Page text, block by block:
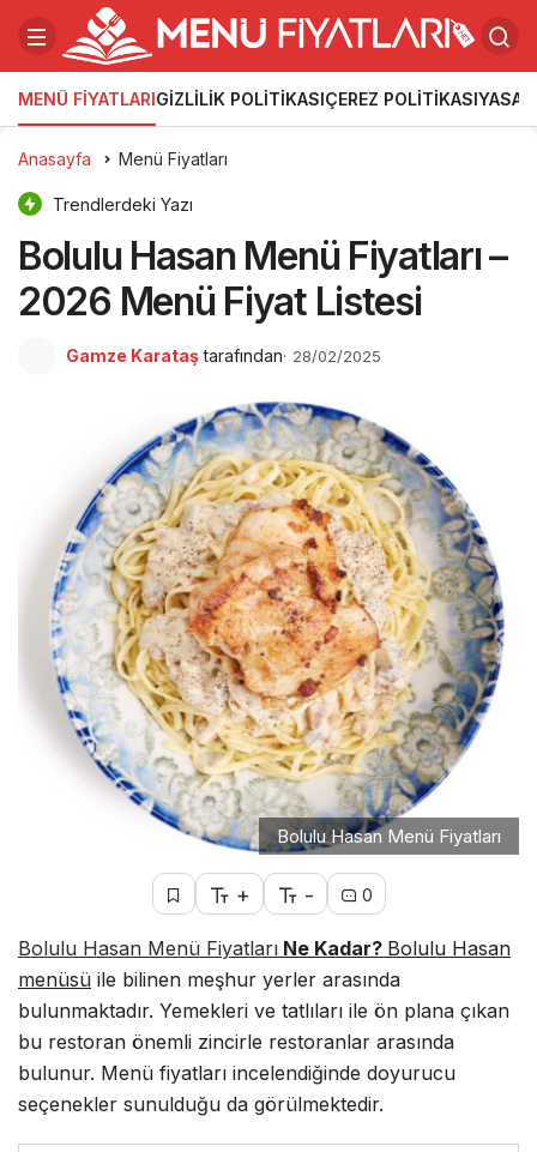
MENÜ FIYATLARIGIZLILIK POLITIKASIÇEREZ POLITIKASIYASAL
Anasayfa Menü Fiyatları
Trendlerdeki Yazı
Bolulu Hasan Menü Fiyatları –
2026 Menü Fiyat Listesi
Gamze Karataş tarafından 28/02/2025
Bolulu Hasan Menü Fiyatları
+ - 0
Bolulu Hasan Menü Fiyatları Ne Kadar? Bolulu Hasan
menüsü ile bilinen meşhur yerler arasında
bulunmaktadır. Yemekleri ve tatlıları ile ön plana çıkan
bu restoran önemli zincirle restoranlar arasında
bulunur. Menü fiyatları incelendiğinde doyurucu
seçenekler sunulduğu da görülmektedir.